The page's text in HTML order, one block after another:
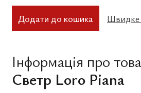
Додати до кошика Швидке
Інформація про
Светр Loro Piana